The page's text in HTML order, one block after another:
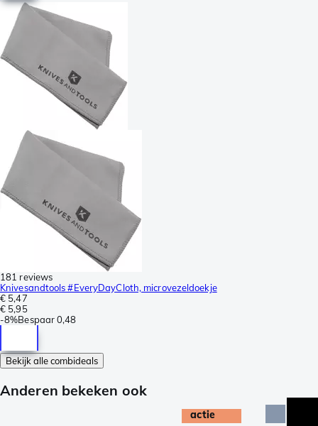
181 reviews
Knivesandtools #EveryDayCloth, microvezeldoekje
€ 5,47
€ 5,95
-8%Bespaar0,48
Bekijk alle combideals
Anderen bekeken ook
actie